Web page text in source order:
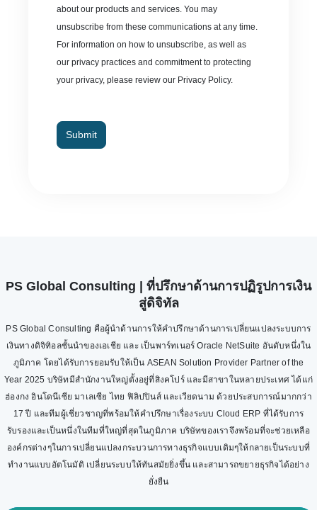
about our products and services. You may
unsubscribe from these communications at any time.
For information on how to unsubscribe, as well as
our privacy practices and commitment to protecting
your privacy, please review our Privacy Policy.
Submit
PS Global Consulting | ที่ปรึกษาด้านการปฏิรูปการเงิน
สู่ดิจิทัล
PS Global Consulting คือผู้นำด้านการให้คำปรึกษาด้านการเปลี่ยนแปลงระบบการ
เงินทางดิจิทิอลชั้นนำของเอเชีย และ เป็นพาร์ทเนอร์ Oracle NetSuite อันดับหนึ่งใน
ภูมิภาค โดยได้รับการยอมรับให้เป็น ASEAN Solution Provider Partner of the
Year 2025 บริษัทมีสำนักงานใหญ่ตั้งอยู่ที่สิงคโปร์ และมีสาขาในหลายประเทศ ได้แก่
ฮ่องกง อินโดนีเซีย มาเลเซีย ไทย ฟิลิปปินส์ และเวียดนาม ด้วยประสบการณ์มากกว่า
17 ปี และทีมผู้เชี่ยวชาญที่พร้อมให้คำปรึกษาเรื่องระบบ Cloud ERP ที่ได้รับการ
รับรองและเป็นหนึ่งในทีมที่ใหญ่ที่สุดในภูมิภาค บริษัทของเราจึงพร้อมที่จะช่วยเหลือ
องค์กรต่างๆในการเปลี่ยนแปลงกระบวนการทางธุรกิจแบบเดิมๆให้กลายเป็นระบบที่
ทำงานแบบอัตโนมัติ เปลี่ยนระบบให้ทันสมัยยิ่งขึ้น และสามารถขยายธุรกิจได้อย่าง
ยั่งยืน